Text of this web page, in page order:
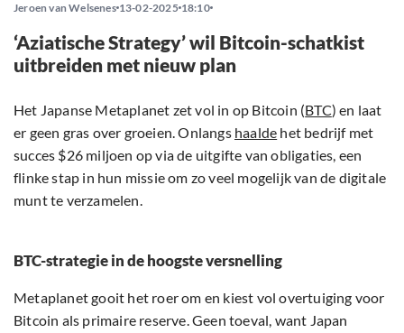
Jeroen van Welsenes 13-02-2025 18:10
‘Aziatische Strategy’ wil Bitcoin-schatkist
uitbreiden met nieuw plan
Het Japanse Metaplanet zet vol in op Bitcoin (BTC) en laat
er geen gras over groeien. Onlangs haalde het bedrijf met
succes $26 miljoen op via de uitgifte van obligaties, een
flinke stap in hun missie om zo veel mogelijk van de digitale
munt te verzamelen.
BTC-strategie in de hoogste versnelling
Metaplanet gooit het roer om en kiest vol overtuiging voor
Bitcoin als primaire reserve. Geen toeval, want Japan